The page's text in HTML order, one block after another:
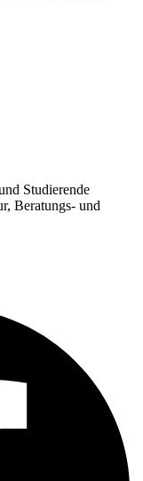
Studierende
Beratungs- und